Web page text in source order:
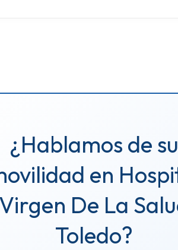
¿Hablamos de su
en
Virgen De La
Toledo?